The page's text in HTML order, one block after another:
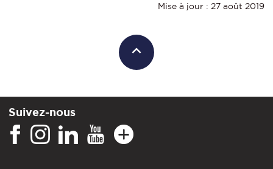
Mise à jour : 27 août 2019
Suivez-nous